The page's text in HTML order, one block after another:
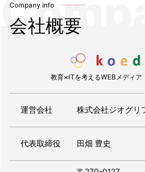
Company info
会社概要
教育×ITを考えるWEBメディア
運営会社 株式会社ジオグリ
代表取締役 田畑 豊史